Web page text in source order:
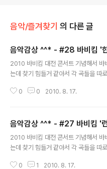
음악/즐겨찾기 의 다른 글
음악감상 ^^* - #28 바비킴 '
2010 바비킴 대전 콘서트 기념해서 바
는데 찾기 힘들거 같아서 각 곡들을 따
입이 심심해 한잔 생각에 침이 고이네
누구든지 난 상관없어남자라면 원샷 남
한잔 더!뭘 망설이는데 어차피 망가지
이스를 걸어 내 앞에 있는 걸들에게 목
0 0 2010. 8. 17.
음악감상 ^^* - #27 바비킴 '
2010 바비킴 대전 콘서트 기념해서 바
는데 찾기 힘들거 같아서 각 곡들을 따
0 1 2010. 8. 17.